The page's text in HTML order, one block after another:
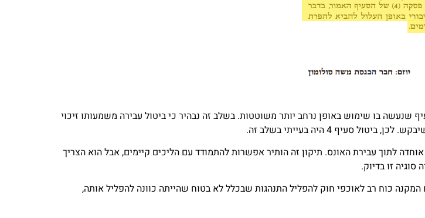
סעיף 4. לטענת המשטרה מדובר בסעיף שנעשה בו שימוש באופן נרחב יותר משוטטות. בשלב זה נבהיר כי ביטול עבירה משמעותו זיכוי
4 היה בעייתי בשלב זה.
לתוך עבירת האונס. תיקון זה הותיר אפשרות להתמודד עם הליכים קיימים, אבל הוא הצריך
זו בדיוק.
כוח רב לאוכפי חוק להפליל התנהגות שבכלל לא בטוח שהייתה כוונה להפליל אותה,